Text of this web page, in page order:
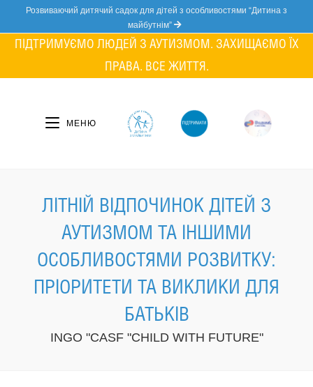
content
Розвиваючий дитячий садок для дітей з особливостями “Дитина з
майбутнім”
ПІДТРИМУЄМО ЛЮДЕЙ З АУТИЗМОМ. ЗАХИЩАЄМО ЇХ
ПРАВА. ВСЕ ЖИТТЯ.
МЕНЮ
ЛІТНІЙ ВІДПОЧИНОК ДІТЕЙ З
АУТИЗМОМ ТА ІНШИМИ
ОСОБЛИВОСТЯМИ РОЗВИТКУ:
ПРІОРИТЕТИ ТА ВИКЛИКИ ДЛЯ
БАТЬКІВ
INGO "CASF "CHILD WITH FUTURE"